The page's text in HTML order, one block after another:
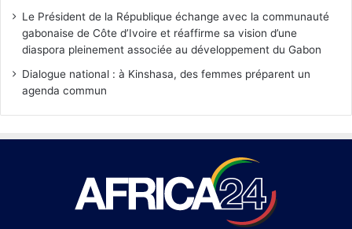
Le Président de la République échange avec la communauté
gabonaise de Côte d’Ivoire et réaffirme sa vision d’une
diaspora pleinement associée au développement du Gabon
Dialogue national : à Kinshasa, des femmes préparent un
agenda commun